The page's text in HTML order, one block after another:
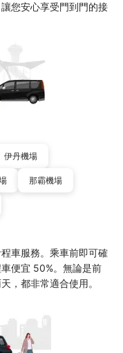
您安心享受門到門的接
伊丹機場
那霸機場
車服務。乘車前即可確
便宜 50%。無論是前
，都非常適合使用。